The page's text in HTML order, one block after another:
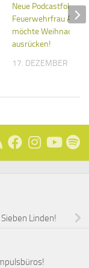
Neue Podcastfolge:
Feuerwehrfrau
möchte
ausrücken!
17. DEZEMBER 2022
Linden!